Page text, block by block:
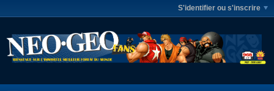
S'identifier ou s'inscrire